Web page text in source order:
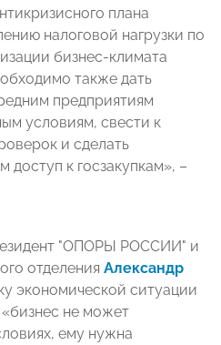
плана
налоговой нагрузки по
бизнес-климата
также дать
предприятиям
условиям, свести к
и сделать
доступ к госзакупкам», –
"ОПОРЫ РОССИИ" и
отделения Александр
экономической ситуации
«бизнес не может
ему нужна